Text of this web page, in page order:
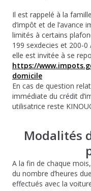
Il est rappelé à la
d’impôt et de l’avance
limités à certains
199 sexdecies et 200-
elle est invitée à se
https://
domicile
En cas de question
immédiate du crédit
utilisatrice reste
Modalités
A la fin de chaque
du nombre d’heures
effectués avec la